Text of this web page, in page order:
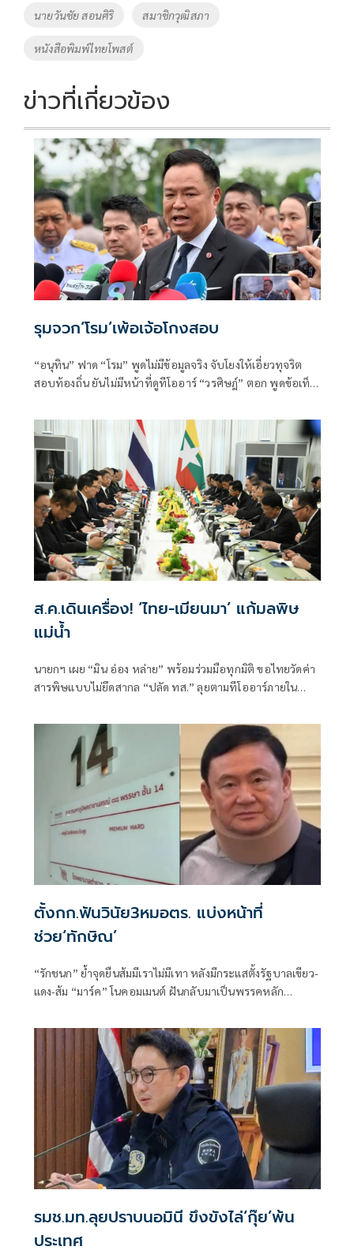
o
o
k
n
k
Tags
นายวันชัย สอนศิริ สมาชิกวุฒิสภา
หนังสือพิมพ์ไทยโพสต์
ข่าวที่เกี่ยวข้อง
รุมจวก‘โรม’เพ้อเจ้อโกงสอบ
“อนุทิน” ฟาด “โรม” พูดไม่มีข้อมูลจริง จับโยงให้เอี่ยวทุจริต
สอบท้องถิ่น ยันไม่มีหน้าที่ดูทีโออาร์ “วรศิษฎ์” ตอก พูดข้อเท็จ
ส.ค.เดินเครื่อง! ‘ไทย-เมียนมา’ แก้มลพิษ
แม่นํ้า
นายกฯ เผย “มิน อ่อง หล่าย” พร้อมร่วมมือทุกมิติ ขอไทยวัดค่า
สารพิษแบบไม่ยึดสากล “ปลัด ทส.” ลุยตามทีโออาร์ภายใน
การทูตไทยบนเวทีโลก
ตั้งกก.ฟันวินัย3หมอตร. แบ่งหน้าที่
ช่วย‘ทักษิณ’
“รักชนก” ย้ำจุดยืนส้มมีเราไม่มีเทา หลังมีกระแสตั้งรัฐบาลเขียว-
แดง-ส้ม “มาร์ค” โนคอมเมนต์ ฝันกลับมาเป็นพรรคหลัก
รมช.มท.ลุยปราบนอมินี ขึงขังไล่‘กุ๊ย’พ้น
ประเทศ